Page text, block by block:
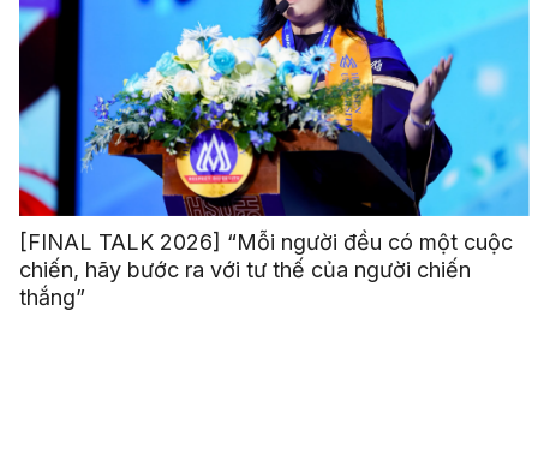
[FINAL TALK 2026] “Mỗi người đều có một cuộc
chiến, hãy bước ra với tư thế của người chiến
thắng”